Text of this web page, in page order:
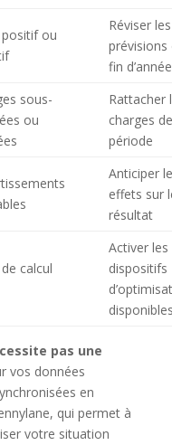
positif ou
Réviser les
prévisions
fin d’année
sous-
ou
Rattacher
charges
période
Anticiper
effets sur
résultat
calcul
Activer les
dispositifs
pas une
vos données
en
qui permet à
votre situation